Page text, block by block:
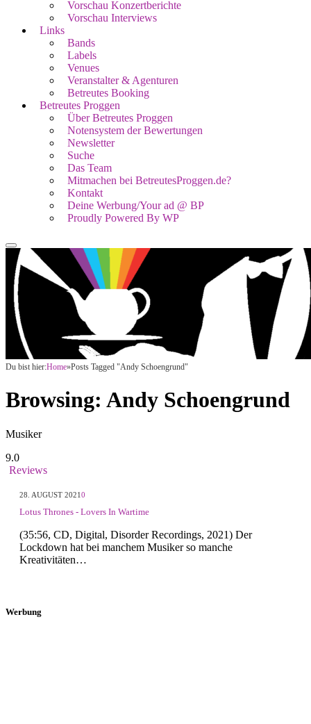
Vorschau Konzertberichte
Vorschau Interviews
Links
Bands
Labels
Venues
Veranstalter & Agenturen
Betreutes Booking
Betreutes Proggen
Über Betreutes Proggen
Notensystem der Bewertungen
Newsletter
Suche
Das Team
Mitmachen bei BetreutesProggen.de?
Kontakt
Deine Werbung/Your ad @ BP
Proudly Powered By WP
Du bist hier:Home»Posts Tagged "Andy Schoengrund"
Browsing: Andy Schoengrund
Musiker
9.0
Reviews
28. AUGUST 20210
Lotus Thrones - Lovers In Wartime
(35:56, CD, Digital, Disorder Recordings, 2021) Der
Lockdown hat bei manchem Musiker so manche
Kreativitäten…
Werbung